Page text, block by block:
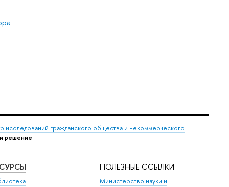
исследований гражданского общества и некоммерческого
решение
ПОЛЕЗНЫЕ ССЫЛКИ
Министерство науки и